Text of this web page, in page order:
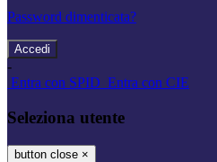
Password dimenticata?
-
Entra con SPID Entra con CIE
Seleziona utente
button close ×